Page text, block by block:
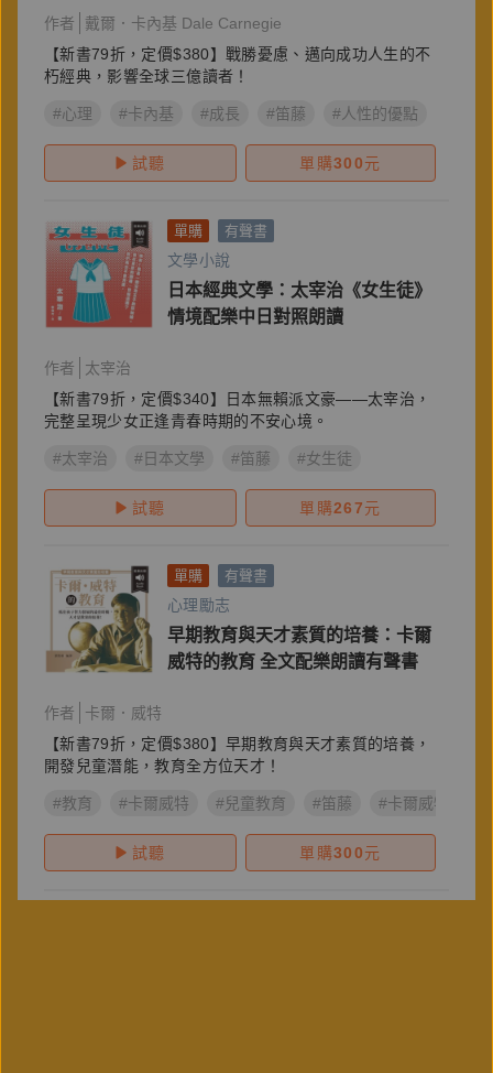
作者
戴爾．卡內基 Dale Carnegie
【新書79折，定價$380】戰勝憂慮、邁向成功人生的不
朽經典，影響全球三億讀者！
#心理 #卡內基 #成長 #笛藤 #人性的優點
試聽 單購300元
單購 有聲書
文學小說
日本經典文學：太宰治《女生徒》
情境配樂中日對照朗讀
作者
太宰治
【新書79折，定價$340】日本無賴派文豪——太宰治，
完整呈現少女正逢青春時期的不安心境。
#太宰治 #日本文學 #笛藤 #女生徒
試聽 單購267元
單購 有聲書
心理勵志
早期教育與天才素質的培養：卡爾
威特的教育 全文配樂朗讀有聲書
作者
卡爾．威特
【新書79折，定價$380】早期教育與天才素質的培養，
開發兒童潛能，教育全方位天才！
#教育 #卡爾威特 #兒童教育 #笛藤 #卡爾威特的教
試聽 單購300元